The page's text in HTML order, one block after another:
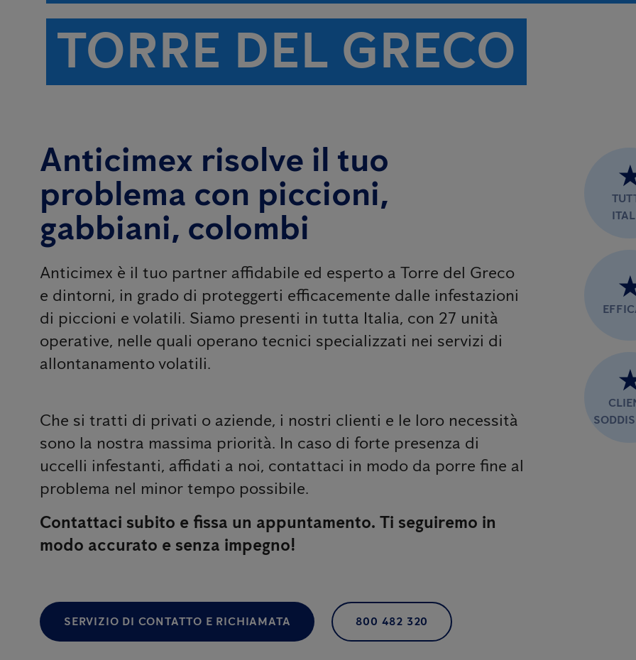
TORRE DEL GRECO
Anticimex risolve il tuo
problema con piccioni,
gabbiani, colombi
Anticimex è il tuo partner affidabile ed esperto a Torre del Greco
e dintorni, in grado di proteggerti efficacemente dalle infestazioni
di piccioni e volatili. Siamo presenti in tutta Italia, con 27 unità
operative, nelle quali operano tecnici specializzati nei servizi di
allontanamento volatili.
Che si tratti di privati ​​o aziende, i nostri clienti e le loro necessità
sono la nostra massima priorità. In caso di forte presenza di
uccelli infestanti, affidati a noi, contattaci in modo da porre fine al
problema nel minor tempo possibile.
Contattaci subito e fissa un appuntamento. Ti seguiremo in
modo accurato e senza impegno!
SERVIZIO DI CONTATTO E RICHIAMATA 800 482 320